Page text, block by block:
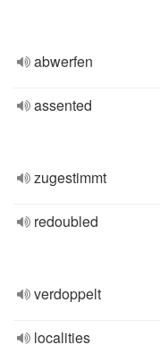
abwerfen
assented
zugestimmt
redoubled
verdoppelt
localities